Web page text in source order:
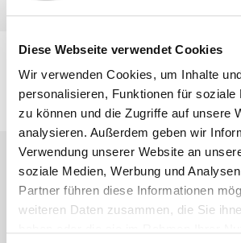
Diese Webseite verwendet Cookies
Wir verwenden Cookies, um Inhalte
personalisieren, Funktionen für soziale
zu können und die Zugriffe auf unsere
analysieren. Außerdem geben wir
Verwendung unserer Website an
soziale Medien, Werbung und
Partner führen diese Informationen
weiteren Daten zusammen, die Sie
Novedades
¡Hojee nuestros
folletos!
Medición